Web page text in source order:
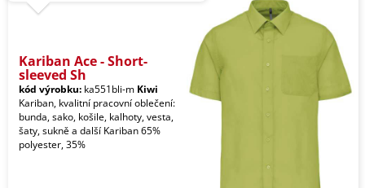
Kariban Ace - Short-
sleeved Sh
kód výrobku: ka551bli-m Kiwi
Kariban, kvalitní pracovní oblečení:
bunda, sako, košile, kalhoty, vesta,
šaty, sukně a další Kariban 65%
polyester, 35%